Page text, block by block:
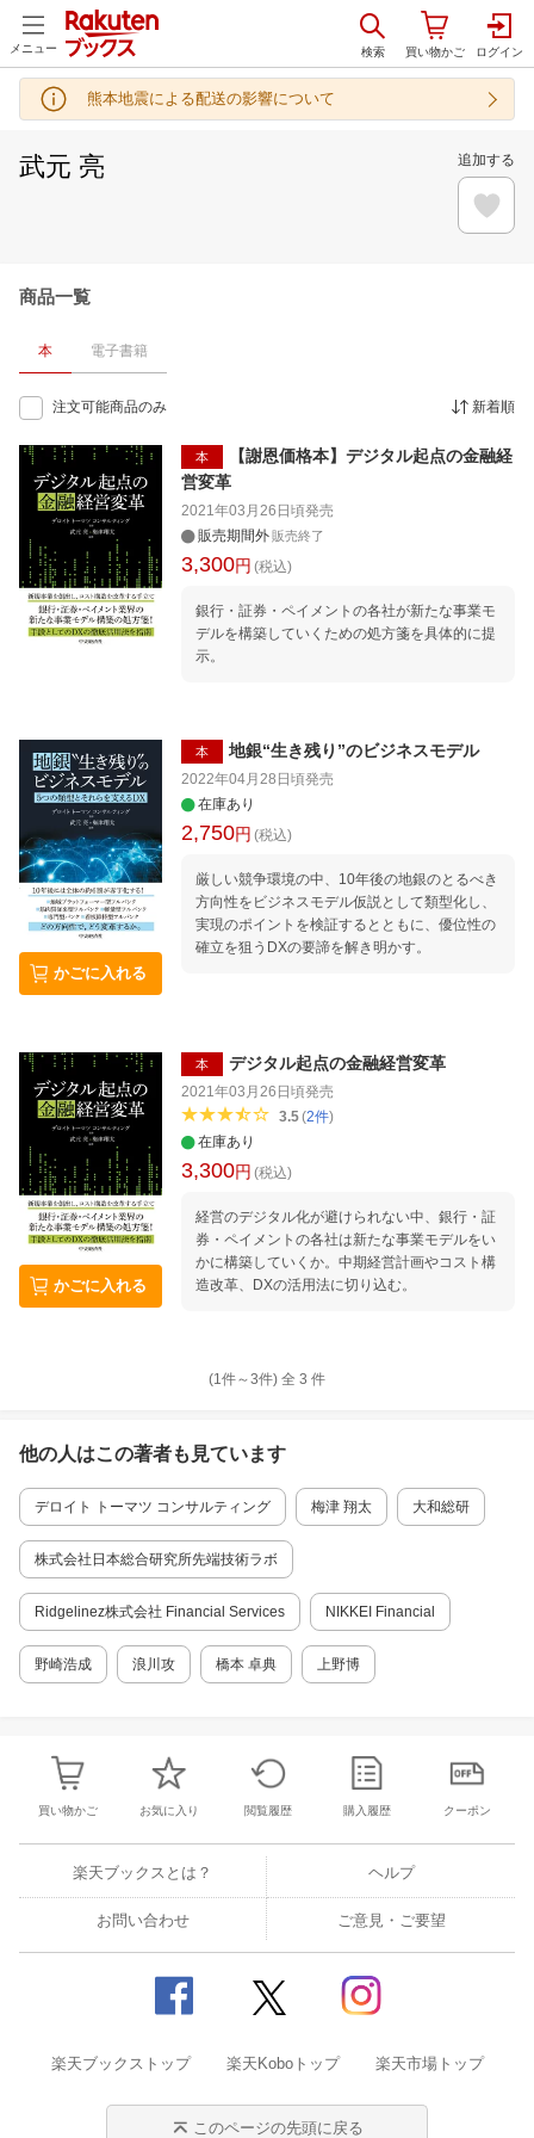
メニュー
熊本地震による配送の影響について
武元 亮 追加する
商品一覧
本 電子書籍
注文可能商品のみ 新着順
本
【謝恩価格本】デジタル起点の金融経
営変革
2021年03月26日頃発売
販売期間外 販売終了
3,300円 (税込)
銀行・証券・ペイメントの各社が新たな事業モ
デルを構築していくための処方箋を具体的に提
示。
かごに入れる
本 地銀“生き残り”のビジネスモデル
2022年04月28日頃発売
在庫あり
2,750円 (税込)
厳しい競争環境の中、10年後の地銀のとるべき
方向性をビジネスモデル仮説として類型化し、
実現のポイントを検証するとともに、優位性の
確立を狙うDXの要諦を解き明かす。
かごに入れる
本 デジタル起点の金融経営変革
2021年03月26日頃発売
3.5(2件)
在庫あり
3,300円 (税込)
経営のデジタル化が避けられない中、銀行・証
券・ペイメントの各社は新たな事業モデルをい
かに構築していくか。中期経営計画やコスト構
造改革、DXの活用法に切り込む。
(1件～3件) 全 3 件
他の人はこの著者も見ています
デロイト トーマツ コンサルティング 梅津 翔太 大和総研
株式会社日本総合研究所先端技術ラボ
Ridgelinez株式会社 Financial Services NIKKEI Financial
野崎浩成 浪川攻 橋本 卓典 上野博
買い物かご お気に入り 閲覧履歴 購入履歴 クーポン
楽天ブックスとは？ ヘルプ
お問い合わせ ご意見・ご要望
楽天ブックストップ 楽天Koboトップ 楽天市場トップ
このページの先頭に戻る